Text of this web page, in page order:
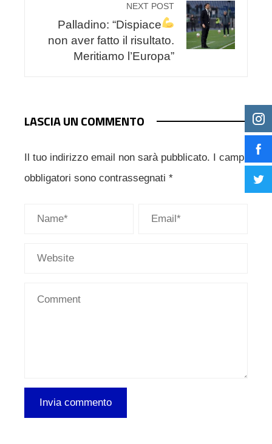
NEXT POST
Palladino: “Dispiace
non aver fatto il risultato.
Meritiamo l’Europa”
LASCIA UN COMMENTO
Il tuo indirizzo email non sarà pubblicato. I campi
obbligatori sono contrassegnati *